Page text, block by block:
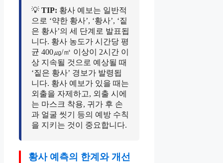
💡 TIP: 황사 예보는 일반적
으로 ‘약한 황사’, ‘황사’, ‘짙
은 황사’의 세 단계로 발표됩
니다. 황사 농도가 시간당 평
균 400㎍/㎥ 이상이 2시간 이
상 지속될 것으로 예상될 때
‘짙은 황사’ 경보가 발령됩
니다. 황사 예보가 있을 때는
외출을 자제하고, 외출 시에
는 마스크 착용, 귀가 후 손
과 얼굴 씻기 등의 예방 수칙
을 지키는 것이 중요합니다.
황사 예측의 한계와 개선